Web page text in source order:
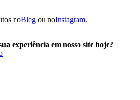
noBlog ou noInstagram.
experiência em nosso site hoje?